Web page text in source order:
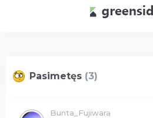
Pasimetęs (3)
Bunta_Fujiwara